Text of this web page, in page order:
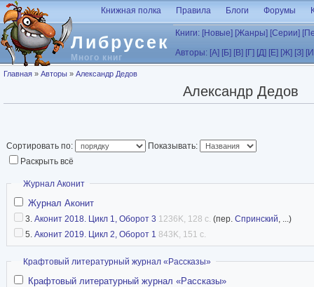
Перейти к основному содержанию
Либрусек
Много книг
Книжная полка Правила Блоги Форумы
Книги: [Новые] [Жанры] [Серии]
Авторы: [А] [Б] [В] [Г] [Д] [Е] [Ж] [З]
Вы здесь
Главная » Авторы » Александр Дедов
Александр Дедов
Сортировать по:
Показывать:
Раскрыть всё
Скрыть
Журнал Аконит
Журнал Аконит
3. Аконит 2018. Цикл 1, Оборот 3 1236K, 128 с. (пер. Спринский, ...)
5. Аконит 2019. Цикл 2, Оборот 1 843K, 151 с.
Скрыть
Крафтовый литературный журнал «Рассказы»
Крафтовый литературный журнал «Рассказы»